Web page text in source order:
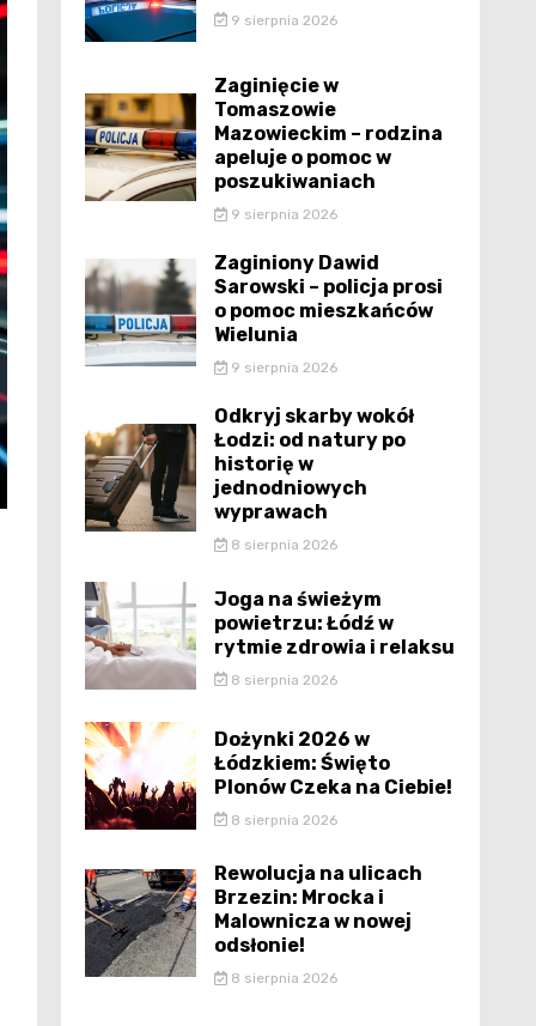
9 sierpnia 2026
Zaginięcie w
Tomaszowie
Mazowieckim – rodzina
apeluje o pomoc w
poszukiwaniach
9 sierpnia 2026
Zaginiony Dawid
Sarowski – policja prosi
o pomoc mieszkańców
Wielunia
9 sierpnia 2026
Odkryj skarby wokół
Łodzi: od natury po
historię w
jednodniowych
wyprawach
8 sierpnia 2026
Joga na świeżym
powietrzu: Łódź w
rytmie zdrowia i relaksu
8 sierpnia 2026
Dożynki 2026 w
Łódzkiem: Święto
Plonów Czeka na Ciebie!
8 sierpnia 2026
Rewolucja na ulicach
Brzezin: Mrocka i
Malownicza w nowej
odsłonie!
8 sierpnia 2026